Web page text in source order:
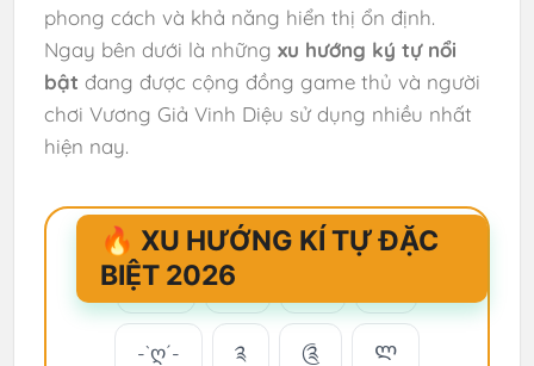
phong cách và khả năng hiển thị ổn định.
Ngay bên dưới là những xu hướng ký tự nổi
bật đang được cộng đồng game thủ và người
chơi Vương Giả Vinh Diệu sử dụng nhiều nhất
hiện nay.
🔥 XU HƯỚNG KÍ TỰ ĐẶC
BIỆT 2026
࿐ 亗
-`ღ´- ༉ ༊ Ლ